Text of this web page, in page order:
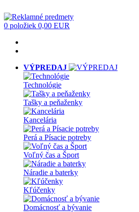
0 položiek 0,00 EUR
VÝPREDAJ
Technológie
Tašky a peňaženky
Kancelária
Perá a Písacie potreby
Voľný čas a Šport
Náradie a baterky
Kľúčenky
Domácnosť a bývanie